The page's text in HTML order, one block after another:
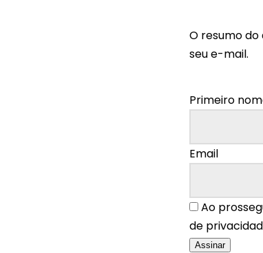
O resumo
seu e-mail.
Primeiro
Email
Ao
de